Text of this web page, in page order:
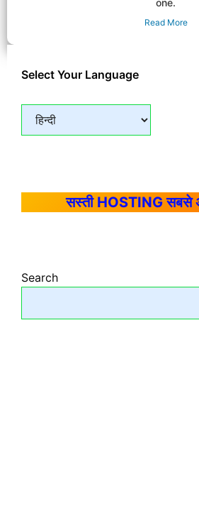
one.
Read More
Select Your Language
सस्ती HOSTING सबसे
Search